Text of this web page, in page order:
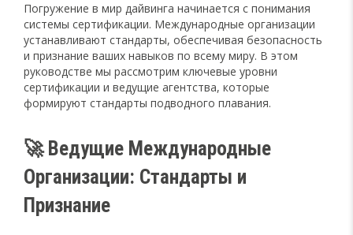
Погружение в мир дайвинга начинается с понимания
системы сертификации. Международные организации
устанавливают стандарты, обеспечивая безопасность
и признание ваших навыков по всему миру. В этом
руководстве мы рассмотрим ключевые уровни
сертификации и ведущие агентства, которые
формируют стандарты подводного плавания.
🚀 Ведущие Международные
Организации: Стандарты и
Признание